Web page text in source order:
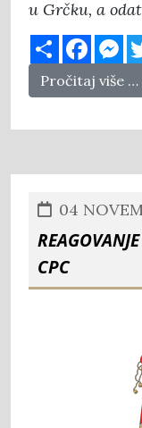
u Grčku, a
Share
Pročitaj više …
04
CPC